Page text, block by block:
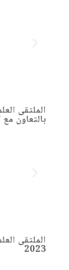
الملتقى
بالتعاون مع
2023